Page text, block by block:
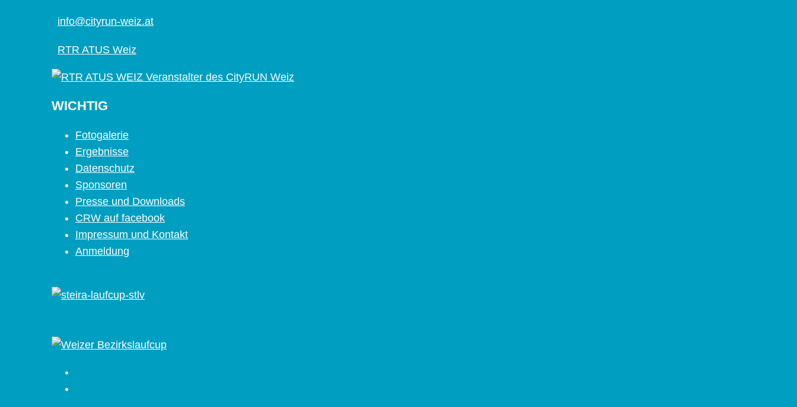
info@cityrun-weiz.at
RTR ATUS Weiz
WICHTIG
Fotogalerie
Ergebnisse
Datenschutz
Sponsoren
Presse und Downloads
CRW auf facebook
Impressum und Kontakt
Anmeldung